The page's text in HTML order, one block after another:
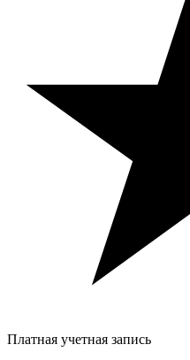
Платная учетная запись